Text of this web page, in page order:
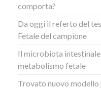
comporta?
Da oggi il referto del
Fetale del campione
Il microbiota
metabolismo fetale
Trovato nuovo